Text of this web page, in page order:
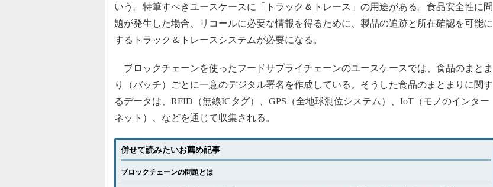
いう。特筆すべきユースケースに「トラック＆トレース」の用途がある。食品安全性に問
題が発生した場合、リコールに必要な情報を得るために、製品の追跡と所在確認を可能に
するトラック＆トレースシステムが必要になる。
ブロックチェーンを使ったフードサプライチェーンのユースケースでは、食品のまとま
り（バッチ）ごとに一意のデジタル署名を作成している。そうした食品のまとまりに関す
るデータは、RFID（無線ICタグ）、GPS（全地球測位システム）、IoT（モノのインター
ネット）、などを通じて収集される。
併せて読みたいお薦め記事
ブロックチェーンの問題とは